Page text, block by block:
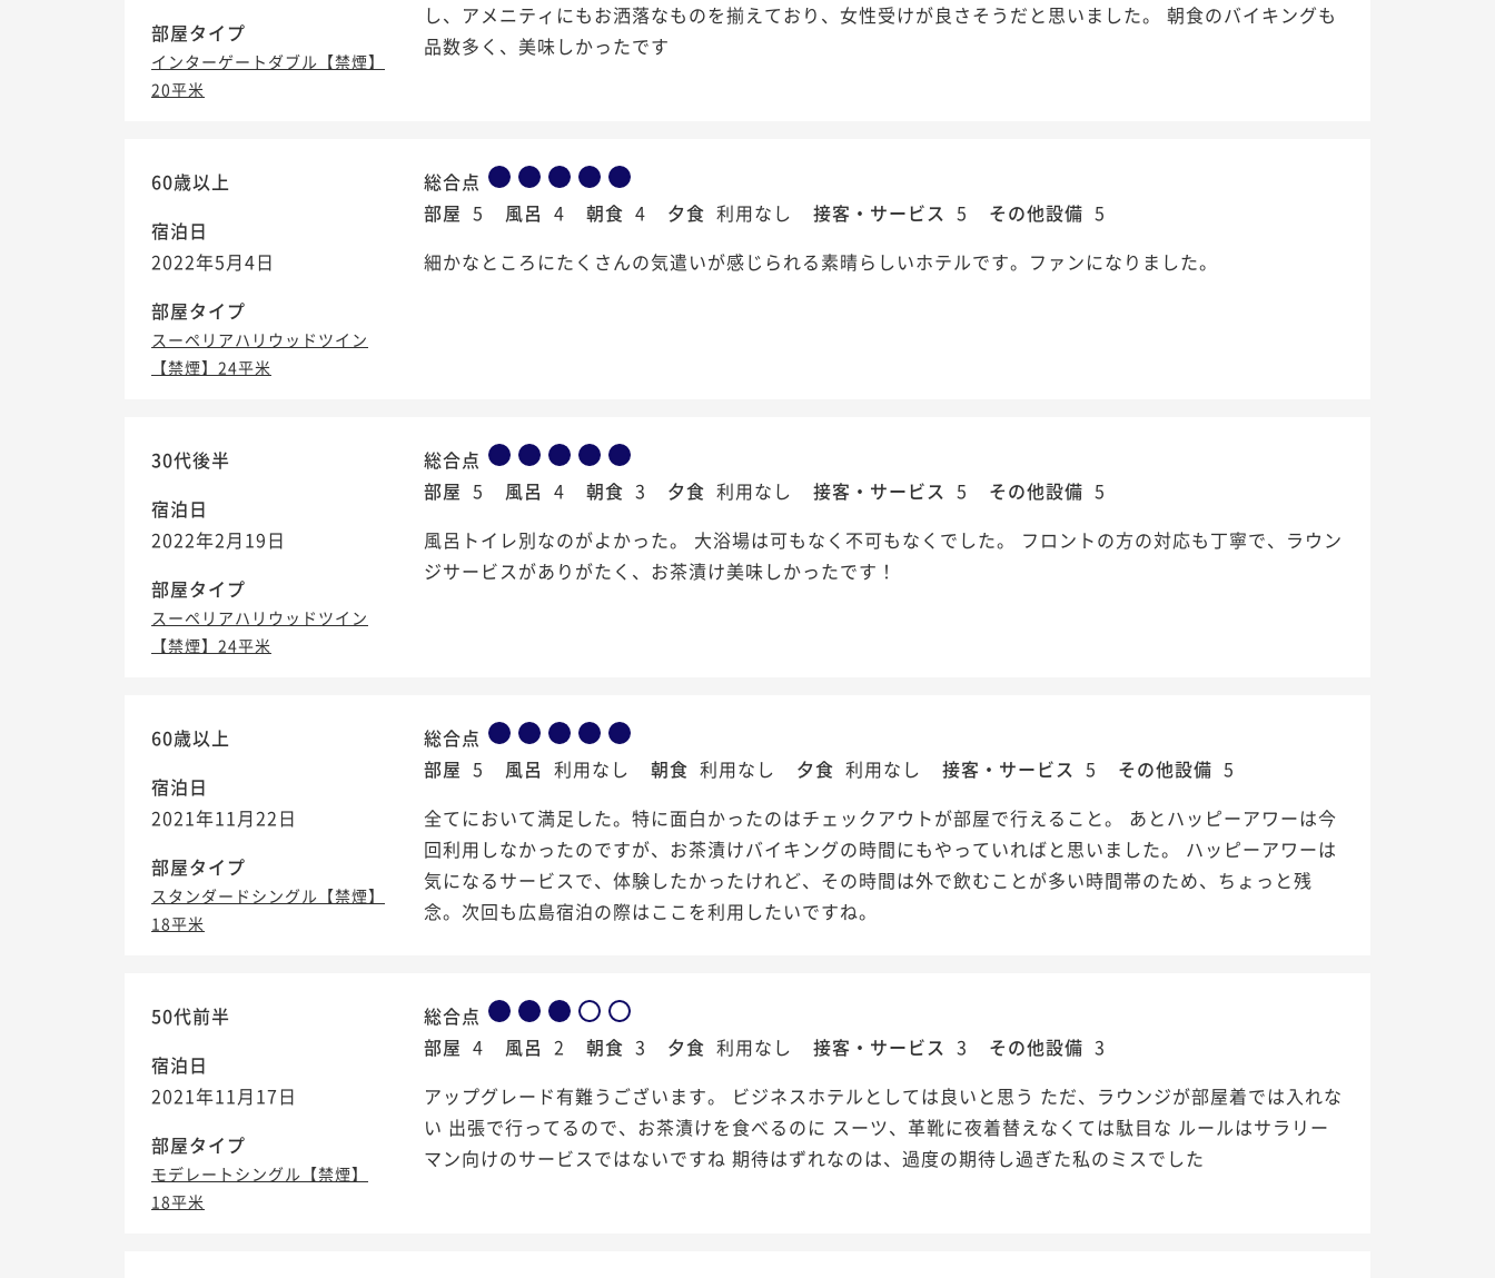
部屋タイプ
インターゲートダブル【禁煙】
20平米
し、アメニティにもお洒落なものを揃えており、女性受けが良さそうだと思いました。 朝食のバイキングも
品数多く、美味しかったです
60歳以上
宿泊日
2022年5月4日
部屋タイプ
スーペリアハリウッドツイン
【禁煙】24平米
総合点
部屋 5 風呂 4 朝食 4 夕食 利用なし 接客・サービス 5 その他設備 5
細かなところにたくさんの気遣いが感じられる素晴らしいホテルです。ファンになりました。
30代後半
宿泊日
2022年2月19日
部屋タイプ
スーペリアハリウッドツイン
【禁煙】24平米
総合点
部屋 5 風呂 4 朝食 3 夕食 利用なし 接客・サービス 5 その他設備 5
風呂トイレ別なのがよかった。 大浴場は可もなく不可もなくでした。 フロントの方の対応も丁寧で、ラウン
ジサービスがありがたく、お茶漬け美味しかったです！
60歳以上
宿泊日
2021年11月22日
部屋タイプ
スタンダードシングル【禁煙】
18平米
総合点
部屋 5 風呂 利用なし 朝食 利用なし 夕食 利用なし 接客・サービス 5 その他設備 5
全てにおいて満足した。特に面白かったのはチェックアウトが部屋で行えること。 あとハッピーアワーは今
回利用しなかったのですが、お茶漬けバイキングの時間にもやっていればと思いました。 ハッピーアワーは
気になるサービスで、体験したかったけれど、その時間は外で飲むことが多い時間帯のため、ちょっと残
念。次回も広島宿泊の際はここを利用したいですね。
50代前半
宿泊日
2021年11月17日
部屋タイプ
モデレートシングル【禁煙】
18平米
総合点
部屋 4 風呂 2 朝食 3 夕食 利用なし 接客・サービス 3 その他設備 3
アップグレード有難うございます。 ビジネスホテルとしては良いと思う ただ、ラウンジが部屋着では入れな
い 出張で行ってるので、お茶漬けを食べるのに スーツ、革靴に夜着替えなくては駄目な ルールはサラリー
マン向けのサービスではないですね 期待はずれなのは、過度の期待し過ぎた私のミスでした